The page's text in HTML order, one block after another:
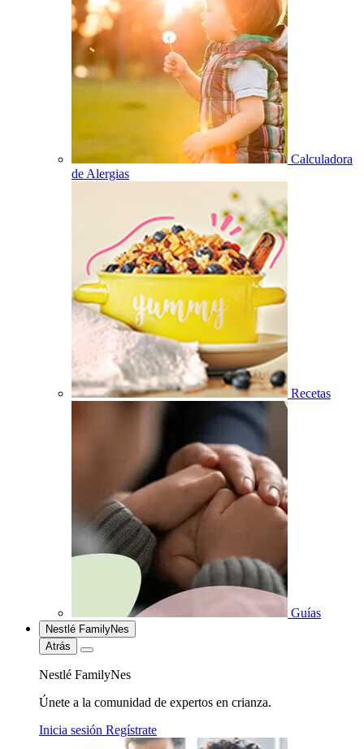
Calculadora
de Alergias
Recetas
Guías
Nestlé FamilyNes
Atrás
Nestlé FamilyNes
Únete a la comunidad de expertos en crianza.
Inicia sesión Regístrate